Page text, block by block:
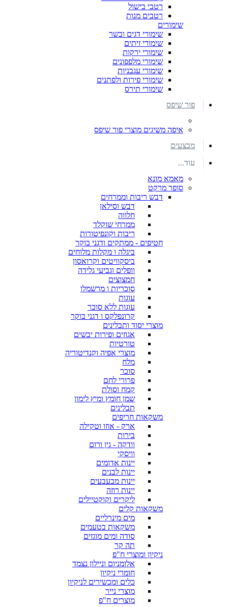
רטבי בישול
רטבים מנות
שימורים
שימורי דגים ובשר
שימורי זיתים
שימורי ירקות
שימורי מלפפונים
שימורי עגבניות
שימורי פירות ולפתנים
שימורי תירס
פור שיפס
איפה משיגים מוצרי פור שיפס
מבצעים
עוד...
מאמא מונא
סופר מרקט
דבש ריבות וממרחים
דבש וסילאן
חלווה
ממרחי שוקלד
ריבות וקונפיטורות
חטיפים - ממתקים ודגני בוקר
ביגלה ו מקלות מלוחים
ביסקוויטים וקרואסון
וופלים וגביעי גלידה
חמצוצים
סוכריות ו מרשמלו
עוגות
עוגות ללא סוכר
קרונפלקס ו דגני בוקר
מוצרי יסוד ותבלינים
אגוזים ופירות יבשים
טורטיות
מוצרי אפיה וקנדיטוריה
מלח
סוכר
פרורי לחם
קמח וסולת
שמן חומץ ומיץ לימון
תבלינים
משקאות חריפים
ארק - אוזו וטקילה
בירות
וודקה - גין ורום
וויסקי
יינות אדומים
יינות לבנים
יינות מבעבעים
יינות רוזה
ליקרים וקוקטיילים
משקאות קלים
מים מינרליים
משקאות בטעמים
סודה ומים מוגזים
תה קר
ניקיון ומוצרי ח"פ
אלומניום וניילון נצמד
חומרי ניקיון
כלים ומכשירים לניקיון
מוצרי נייר
מוצרים ח"פ